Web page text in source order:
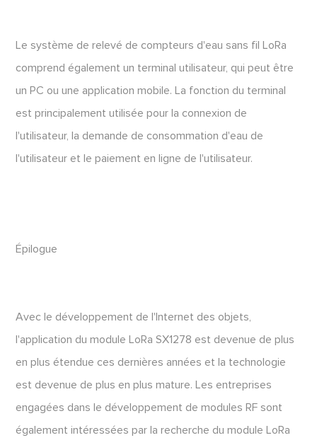
Le système de relevé de compteurs d'eau sans fil LoRa
comprend également un terminal utilisateur, qui peut être
un PC ou une application mobile. La fonction du terminal
est principalement utilisée pour la connexion de
l'utilisateur, la demande de consommation d'eau de
l'utilisateur et le paiement en ligne de l'utilisateur.
Épilogue
Avec le développement de l'Internet des objets,
l'application du module LoRa SX1278 est devenue de plus
en plus étendue ces dernières années et la technologie
est devenue de plus en plus mature. Les entreprises
engagées dans le développement de modules RF sont
également intéressées par la recherche du module LoRa